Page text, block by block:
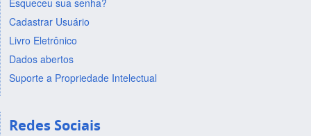
Esqueceu sua senha?
Cadastrar Usuário
Livro Eletrônico
Dados abertos
Suporte a Propriedade Intelectual
Redes Sociais